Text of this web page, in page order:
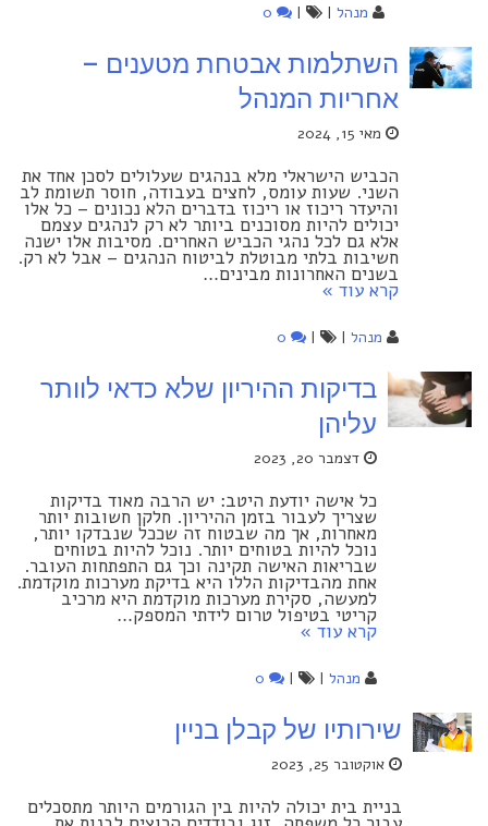
מנהל|
|
0
השתלמות אבטחת מטענים –
אחריות המנהל
מאי 15, 2024
הכביש הישראלי מלא בנהגים שעלולים לסכן אחד את
השני. שעות עומס, לחצים בעבודה, חוסר תשומת לב
והיעדר ריכוז או ריכוז בדברים הלא נכונים – כל אלו
יכולים להיות מסוכנים ביותר לא רק לנהגים עצמם
אלא גם לכל נהגי הכביש האחרים. מסיבות אלו ישנה
חשיבות בלתי מבוטלת לביטוח הנהגים – אבל לא רק.
בשנים האחרונות מבינים…
קרא עוד »
מנהל|
|
0
בדיקות ההיריון שלא כדאי לוותר
עליהן
דצמבר 20, 2023
כל אישה יודעת היטב: יש הרבה מאוד בדיקות
שצריך לעבור בזמן ההיריון. חלקן חשובות יותר
מאחרות, אך מה שבטוח זה שככל שנבדקו יותר,
נוכל להיות בטוחים יותר. נוכל להיות בטוחים
שבריאות האישה תקינה וכך גם התפתחות העובר.
אחת מהבדיקות הללו היא בדיקת מערכות מוקדמת.
למעשה, סקירת מערכות מוקדמת היא מרכיב
קריטי בטיפול טרום לידתי המספק…
קרא עוד »
מנהל|
|
0
שירותיו של קבלן בניין
אוקטובר 25, 2023
בניית בית יכולה להיות בין הגורמים היותר מתסכלים